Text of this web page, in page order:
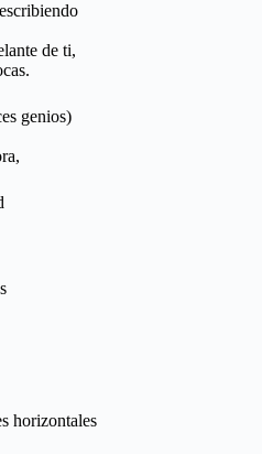
de ti,
genios)
horizontales